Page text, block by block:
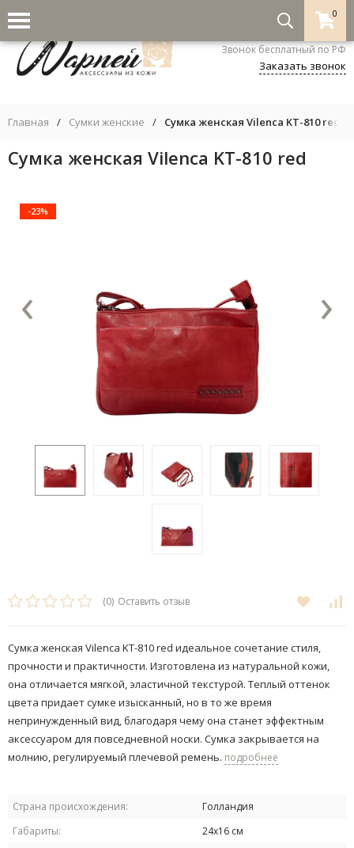
0
8-800-333-5530
Звонок бесплатный по РФ
Заказать звонок
Главная / Сумки женские / Сумка женская Vilenca KT-810 red
Сумка женская Vilenca KT-810 red
-23%
‹ ›
(0) Оставить отзыв
Сумка женская Vilenca KT-810 red идеальное сочетание стиля,
прочности и практичности. Изготовлена из натуральной кожи,
она отличается мягкой, эластичной текстурой. Теплый оттенок
цвета придает сумке изысканный, но в то же время
непринужденный вид, благодаря чему она станет эффектным
аксессуаром для повседневной носки. Сумка закрывается на
молнию, регулируемый плечевой ремень. подробнее
Страна происхождения:
Голландия
Габариты:
24х16 см